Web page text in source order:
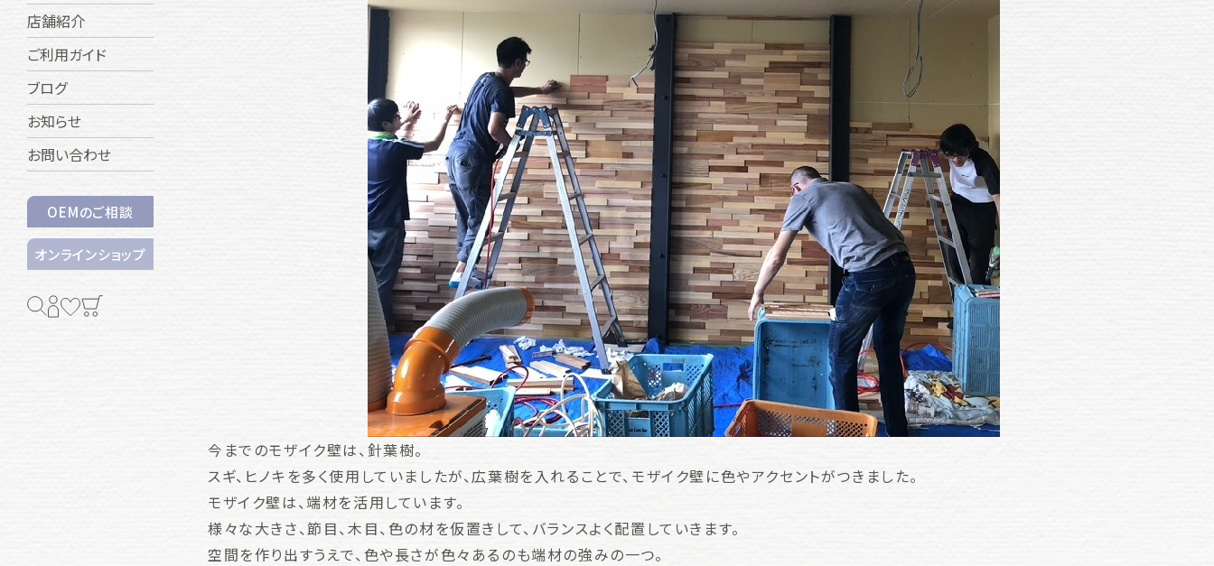
店舗紹介
ご利用ガイド
ブログ
お知らせ
お問い合わせ
OEMのご相談
オンラインショップ
今までのモザイク壁は、針葉樹。
スギ、ヒノキを多く使用していましたが、広葉樹を入れることで、モザイク壁に色やアクセントがつきました。
モザイク壁は、端材を活用しています。
様々な大きさ、節目、木目、色の材を仮置きして、バランスよく配置していきます。
空間を作り出すうえで、色や長さが色々あるのも端材の強みの一つ。